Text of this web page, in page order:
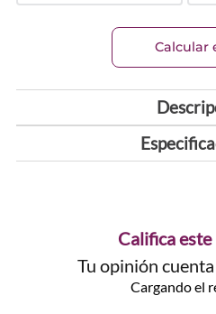
Calcular
Califica
Tu opinión
Cargando el